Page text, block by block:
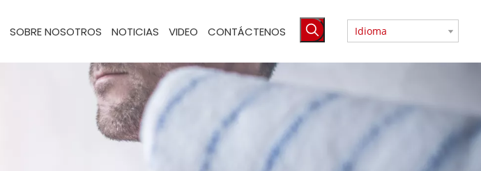
SOBRE NOSOTROS NOTICIAS VIDEO CONTÁCTENOS Idioma